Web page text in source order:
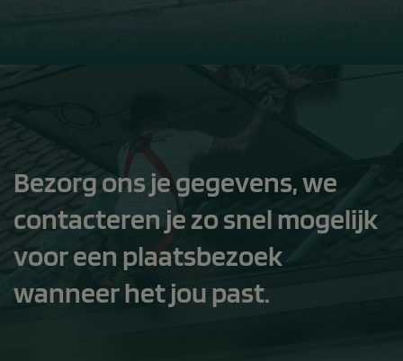
Bezorg ons je gegevens, we
contacteren je zo snel mogelijk
voor een plaatsbezoek
wanneer het jou past.